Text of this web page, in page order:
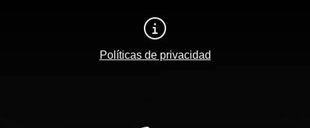
Políticas de privacidad